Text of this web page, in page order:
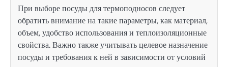
При выборе посуды для термоподносов следует
обратить внимание на такие параметры, как материал,
объем, удобство использования и теплоизоляционные
свойства. Важно также учитывать целевое назначение
посуды и требования к ней в зависимости от условий